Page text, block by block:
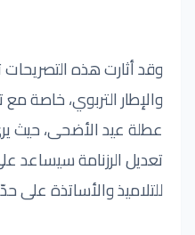
وقد أثارت هذه التصريحات
والإطار التربوي، خاصة
عطلة عيد الأضحى، حيث
تعديل الرزنامة سيساعد
للتلاميذ والأساتذة على